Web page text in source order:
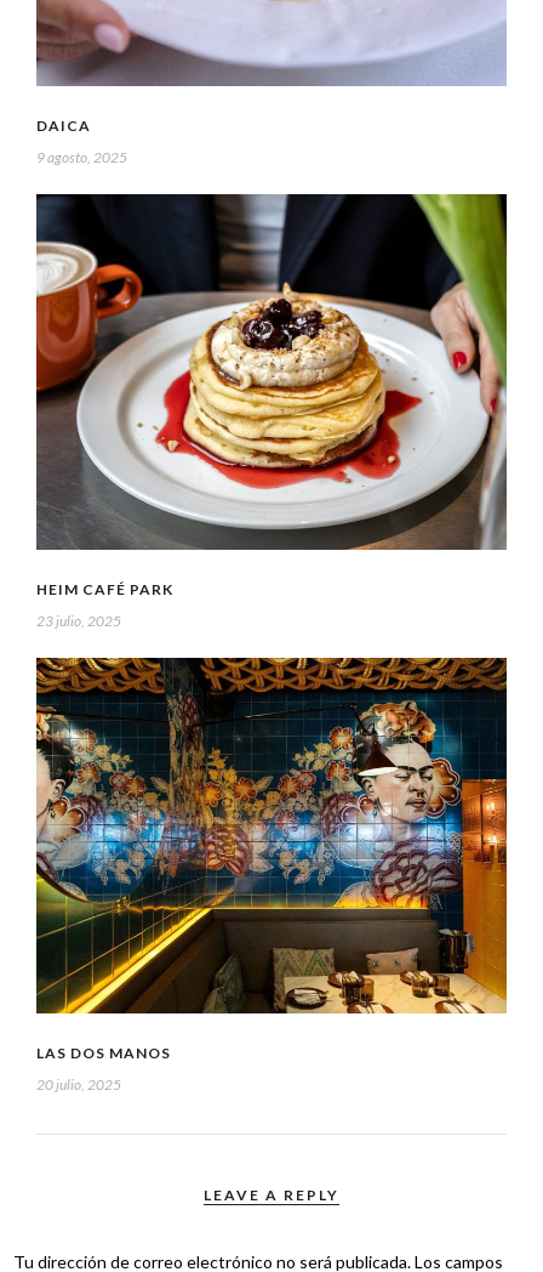
DAICA
9 agosto, 2025
HEIM CAFÉ PARK
23 julio, 2025
LAS DOS MANOS
20 julio, 2025
LEAVE A REPLY
Tu dirección de correo electrónico no será publicada.Los campos